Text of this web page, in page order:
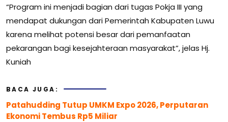
“Program ini menjadi bagian dari tugas Pokja III yang
mendapat dukungan dari Pemerintah Kabupaten Luwu
karena melihat potensi besar dari pemanfaatan
pekarangan bagi kesejahteraan masyarakat”, jelas Hj.
Kuniah
BACA JUGA:
Patahudding Tutup UMKM Expo 2026, Perputaran
Ekonomi Tembus Rp5 Miliar